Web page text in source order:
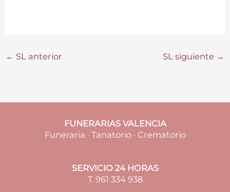
← SL anterior SL siguiente →
FUNERARIAS VALENCIA
Funeraria · Tanatorio · Crematorio
SERVICIO 24 HORAS
T. 961 334 938